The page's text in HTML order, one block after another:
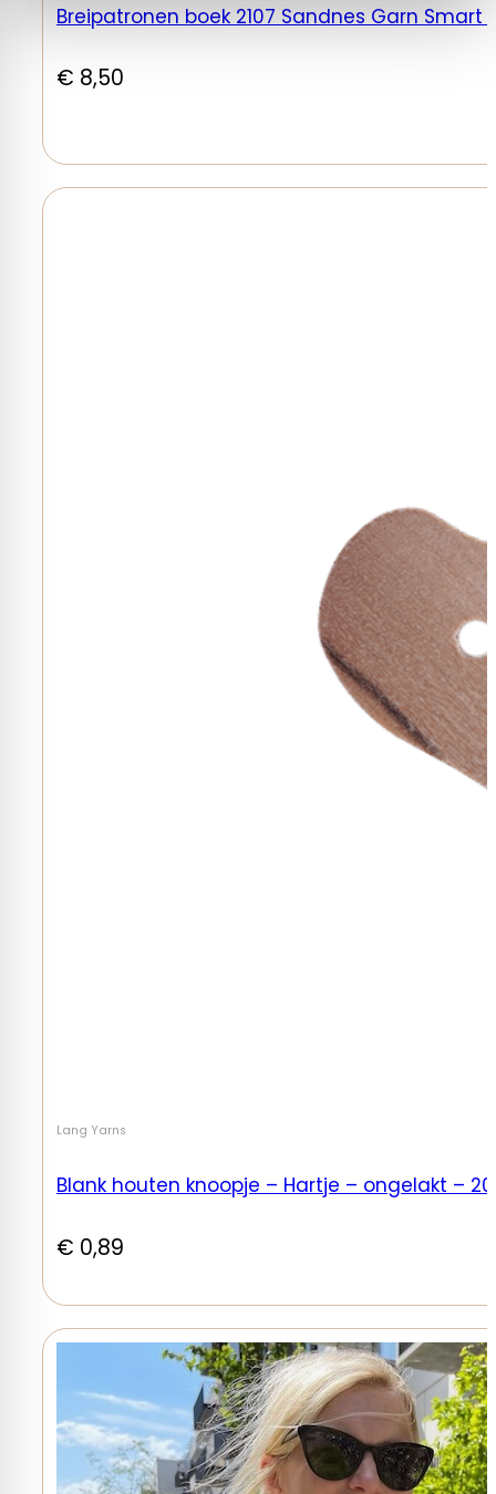
Breipatronen boek 2107 Sandnes Garn
€ 8,50
Lang Yarns
Blank houten knoopje – Hartje – ongelakt –
€ 0,89